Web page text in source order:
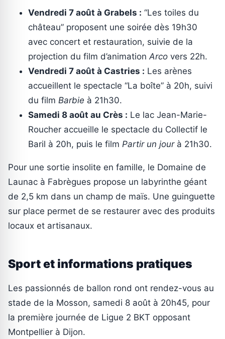
Vendredi 7 août à Grabels : “Les toiles du
château” proposent une soirée dès 19h30
avec concert et restauration, suivie de la
projection du film d’animationArco vers 22h.
Vendredi 7 août à Castries : Les arènes
accueillent le spectacle “La boîte” à 20h, suivi
du film Barbie à 21h30.
Samedi 8 août au Crès : Le lac Jean-Marie-
Roucher accueille le spectacle du Collectif le
Baril à 20h, puis le film Partir un jourà 21h30.
Pour une sortie insolite en famille, le Domaine de
Launac à Fabrègues propose un labyrinthe géant
de 2,5 km dans un champ de maïs. Une guinguette
sur place permet de se restaurer avec des produits
locaux et artisanaux.
Sport et informations pratiques
Les passionnés de ballon rond ont rendez-vous au
stade de la Mosson, samedi 8 août à 20h45, pour
la première journée de Ligue 2 BKT opposant
Montpellier à Dijon.